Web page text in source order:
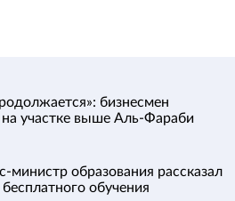
бизнесмен
участке выше Аль-Фараби
министр образования рассказал
обучения